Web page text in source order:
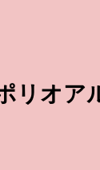
リオア